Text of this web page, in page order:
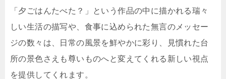
「夕ごはんたべた？」という作品の中に描かれる瑞々
しい生活の描写や、食事に込められた無言のメッセー
ジの数々は、日常の風景を鮮やかに彩り、見慣れた台
所の景色さえも尊いものへと変えてくれる新しい視点
を提供してくれます。